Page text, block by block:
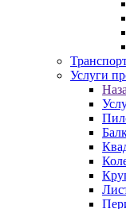
Услуги